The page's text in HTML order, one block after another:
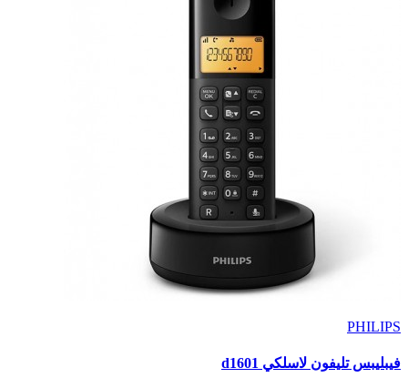
PHILIPS
فيبليبس تليفون لاسلكي d1601